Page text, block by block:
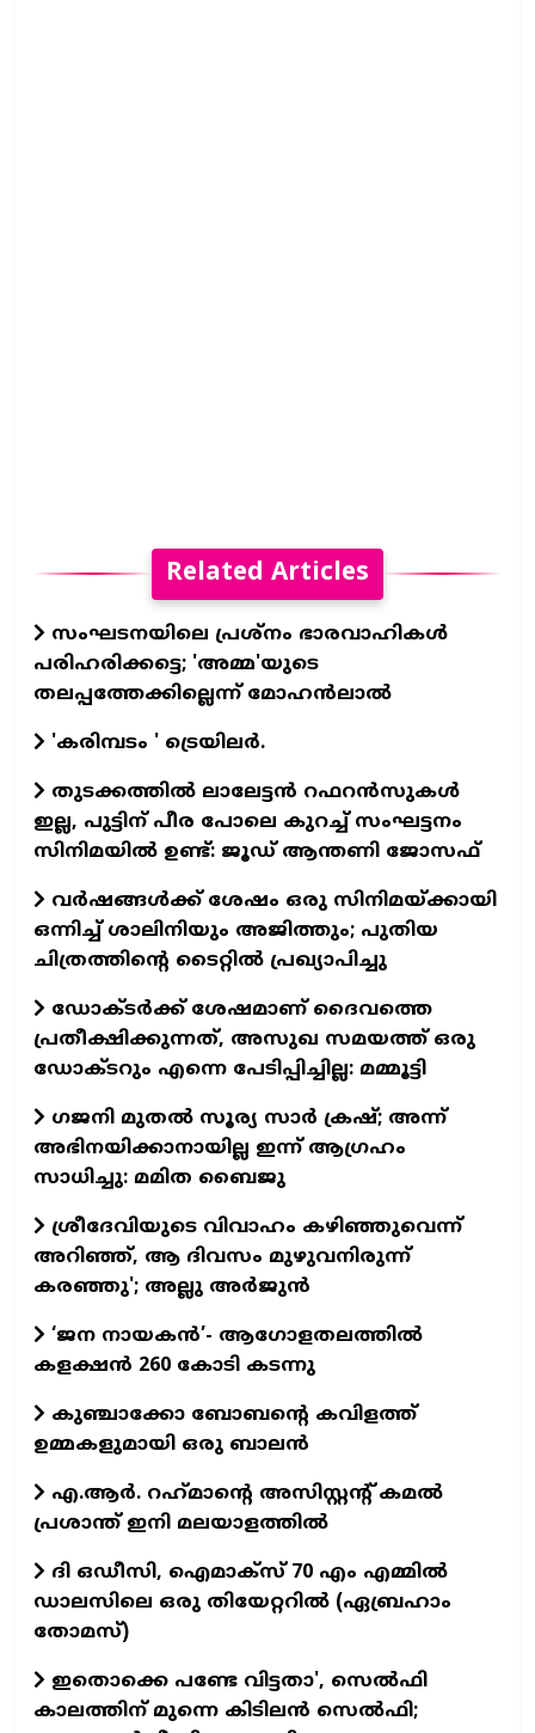
Related Articles
സംഘടനയിലെ പ്രശ്നം ഭാരവാഹികൾ
പരിഹരിക്കട്ടെ; 'അമ്മ'യുടെ
തലപ്പത്തേക്കില്ലെന്ന് മോഹൻലാൽ
'കരിമ്പടം ' ട്രെയിലര്‍.
തുടക്കത്തില്‍ ലാലേട്ടന്‍ റഫറന്‍സുകള്‍
ഇല്ല, പുട്ടിന് പീര പോലെ കുറച്ച് സംഘട്ടനം
സിനിമയില്‍ ഉണ്ട്: ജൂഡ് ആന്തണി ജോസഫ്
വര്‍ഷങ്ങള്‍ക്ക് ശേഷം ഒരു സിനിമയ്ക്കായി
ഒന്നിച്ച് ശാലിനിയും അജിത്തും; പുതിയ
ചിത്രത്തിന്റെ ടൈറ്റില്‍ പ്രഖ്യാപിച്ചു
ഡോക്ടര്‍ക്ക് ശേഷമാണ് ദൈവത്തെ
പ്രതീക്ഷിക്കുന്നത്, അസുഖ സമയത്ത് ഒരു
ഡോക്ടറും എന്നെ പേടിപ്പിച്ചില്ല: മമ്മൂട്ടി
ഗജനി മുതല്‍ സൂര്യ സാര്‍ ക്രഷ്; അന്ന്
അഭിനയിക്കാനായില്ല ഇന്ന് ആഗ്രഹം
സാധിച്ചു: മമിത ബൈജു
ശ്രീദേവിയുടെ വിവാഹം കഴിഞ്ഞുവെന്ന്
അറിഞ്ഞ്, ആ ദിവസം മുഴുവനിരുന്ന്
കരഞ്ഞു'; അല്ലു അര്‍ജുന്‍
‘ജന നായകൻ’- ആഗോളതലത്തിൽ
കളക്ഷൻ 260 കോടി കടന്നു
കുഞ്ചാക്കോ ബോബന്റെ കവിളത്ത്
ഉമ്മകളുമായി ഒരു ബാലന്‍
എ.ആര്‍. റഹ്‌മാന്റെ അസിസ്റ്റന്റ് കമല്‍
പ്രശാന്ത് ഇനി മലയാളത്തില്‍
ദി ഒഡീസി, ഐമാക്സ് 70 എം എമ്മിൽ
ഡാലസിലെ ഒരു തിയേറ്ററിൽ (ഏബ്രഹാം
തോമസ്)
ഇതൊക്കെ പണ്ടേ വിട്ടതാ', സെല്‍ഫി
കാലത്തിന് മുന്നെ കിടിലന്‍ സെല്‍ഫി;